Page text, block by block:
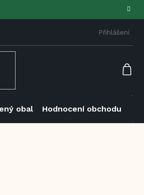
Přihlášení
obal Hodnocení obchodu